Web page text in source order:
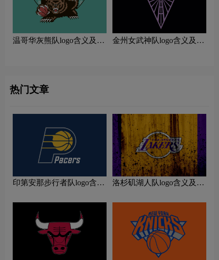
温哥华灰熊队logo含义及运
金州女武神队logo含义及运
热门文章
印第安那步行者队logo含义
洛杉矶湖人队logo含义及运